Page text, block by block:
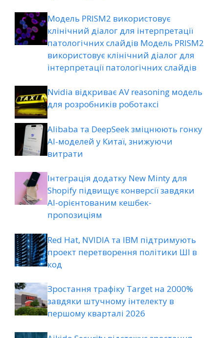
Модель PRISM2 використовує
клінічний діалог для інтерпретації
патологічних слайдів Модель PRISM2
використовує клінічний діалог для
інтерпретації патологічних слайдів
Nvidia відкриває AV reasoning модель
для розробників роботаксі
Alibaba та DeepSeek зміцнюють гонку
AI-моделей у Китаї, знижуючи
витрати
Інтеграція додатку New Minty для
Shopify підвищує конверсії завдяки
AI-орієнтованим кешбек-
пропозиціям
Red Hat, NVIDIA та IBM підтримують
проект перетворення політики ШІ в
код
Зростання трафіку Target на 2000%
завдяки штучному інтелекту в
першому кварталі 2026